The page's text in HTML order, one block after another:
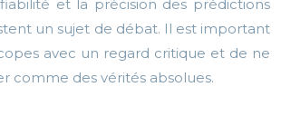
et la précision des prédictions
un sujet de débat. Il est important
avec un regard critique et de ne
comme des vérités absolues.